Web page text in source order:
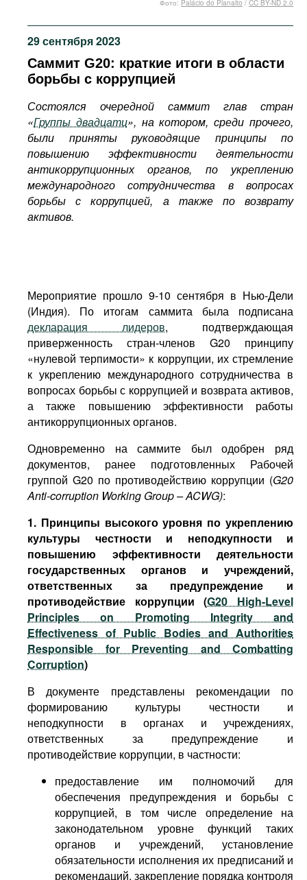
Подкасты
Книжная полка
29 сентября 2023
Саммит G20: краткие итоги в области
борьбы с коррупцией
Состоялся очередной саммит глав стран
«Группы двадцати», на котором, среди прочего,
были приняты руководящие принципы по
повышению эффективности деятельности
антикоррупционных органов, по укреплению
международного сотрудничества в вопросах
борьбы с коррупцией, а также по возврату
активов.
Фото: Palácio do Planalto / CC BY-ND 2.0
Мероприятие прошло 9-10 сентября в Нью-Дели
(Индия). По итогам саммита была подписана
декларация лидеров, подтверждающая
приверженность стран-членов G20 принципу
«нулевой терпимости» к коррупции, их стремление
к укреплению международного сотрудничества в
вопросах борьбы с коррупцией и возврата активов,
а также повышению эффективности работы
антикоррупционных органов.
Одновременно на саммите был одобрен ряд
документов, ранее подготовленных Рабочей
группой G20 по противодействию коррупции (G20
Anti-corruption Working Group – ACWG):
1. Принципы высокого уровня по укреплению
культуры честности и неподкупности и
повышению эффективности деятельности
государственных органов и учреждений,
ответственных за предупреждение и
противодействие коррупции (G20 High-Level
Principles on Promoting Integrity and
Effectiveness of Public Bodies and Authorities
Responsible for Preventing and Combatting
Corruption)
В документе представлены рекомендации по
формированию культуры честности и
неподкупности в органах и учреждениях,
ответственных за предупреждение и
противодействие коррупции, в частности:
предоставление им полномочий для
обеспечения предупреждения и борьбы с
коррупцией, в том числе определение на
законодательном уровне функций таких
органов и учреждений, установление
обязательности исполнения их предписаний и
рекомендаций, закрепление порядка контроля